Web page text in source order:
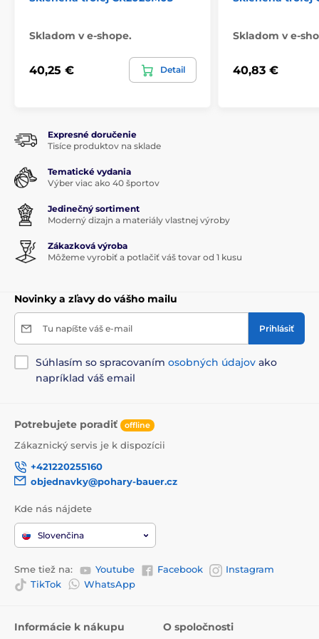
Produkt je zaradený v kategóriách
Sklenené transparentné trofeje
Skladom v e-shope.
40,25 € Detail
Skladom v e-
40,83 €
Expresné doručenie
Tisíce produktov na sklade
Tematické vydania
Výber viac ako 40 športov
Jedinečný sortiment
Moderný dizajn a materiály vlastnej výroby
Zákazková výroba
Môžeme vyrobiť a potlačiť váš tovar od 1 kusu
Novinky a zľavy do vášho mailu
Tu napíšte váš e-mail Prihlásiť
Súhlasím so spracovaním osobných údajov ako
napríklad váš email
Potrebujete poradiť offline
Zákaznický servis je k dispozícii
+421220255160
objednavky@pohary-bauer.cz
Kde nás nájdete
Slovenčina
Sme tiež na: Youtube Facebook
Instagram
TikTok
WhatsApp
Informácie k nákupu O spoločnosti